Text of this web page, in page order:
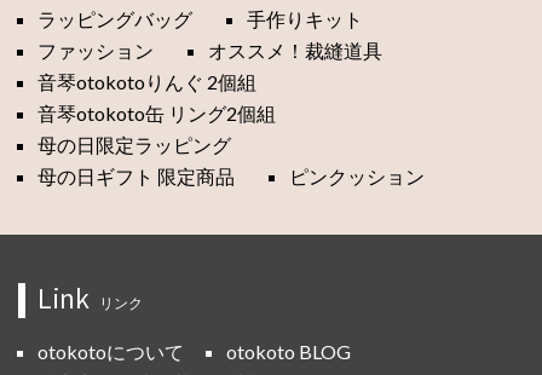
ラッピングバッグ
手作りキット
ファッション
オススメ！裁縫道具
音琴otokotoりんぐ 2個組
音琴otokoto缶 リング2個組
母の日限定ラッピング
母の日ギフト 限定商品
ピンクッション
Link リンク
otokotoについて
otokoto BLOG